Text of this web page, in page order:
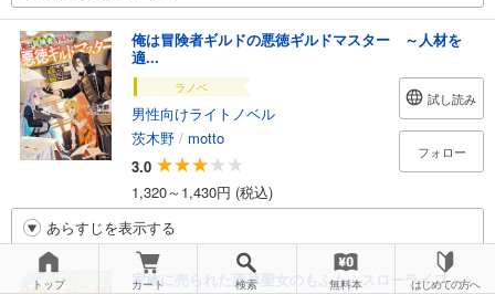
俺は冒険者ギルドの悪徳ギルドマスター ～人材を
適...
ラノベ
男性向けライトノベル
茨木野 / motto
3.0
1,320～1,430円 (税込)
試し読み
フォロー
あらすじを表示する
家族に売られた薬草聖女のもふもふスローライフ
トップ カート 検索 無料本 はじめての方へ